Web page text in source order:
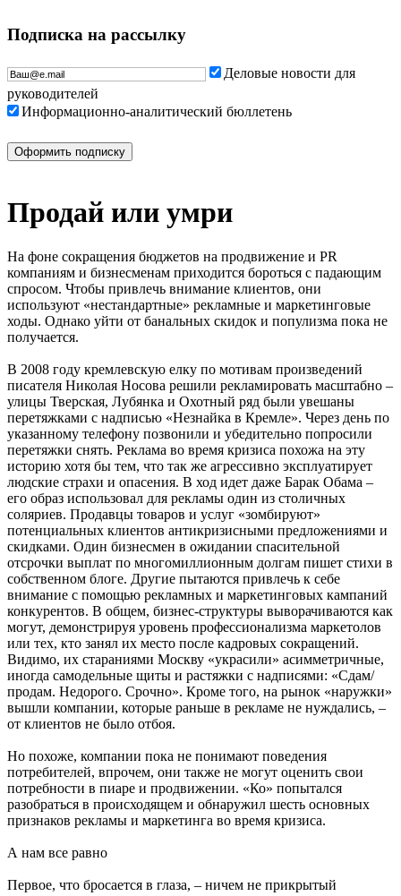
Подписка на рассылку
Деловые новости для
руководителей
Информационно-аналитический бюллетень
Продай или умри
На фоне сокращения бюджетов на продвижение и PR
компаниям и бизнесменам приходится бороться с падающим
спросом. Чтобы привлечь внимание клиентов, они
используют «нестандартные» рекламные и маркетинговые
ходы. Однако уйти от банальных скидок и популизма пока не
получается.
В 2008 году кремлевскую елку по мотивам произведений
писателя Николая Носова решили рекламировать масштабно –
улицы Тверская, Лубянка и Охотный ряд были увешаны
перетяжками с надписью «Незнайка в Кремле». Через день по
указанному телефону позвонили и убедительно попросили
перетяжки снять. Реклама во время кризиса похожа на эту
историю хотя бы тем, что так же агрессивно эксплуатирует
людские страхи и опасения. В ход идет даже Барак Обама –
его образ использовал для рекламы один из столичных
соляриев. Продавцы товаров и услуг «зомбируют»
потенциальных клиентов антикризисными предложениями и
скидками. Один бизнесмен в ожидании спасительной
отсрочки выплат по многомиллионным долгам пишет стихи в
собственном блоге. Другие пытаются привлечь к себе
внимание с помощью рекламных и маркетинговых кампаний
конкурентов. В общем, бизнес-структуры выворачиваются как
могут, демонстрируя уровень профессионализма маркетолов
или тех, кто занял их место после кадровых сокращений.
Видимо, их стараниями Москву «украсили» асимметричные,
иногда самодельные щиты и растяжки с надписями: «Сдам/
продам. Недорого. Срочно». Кроме того, на рынок «наружки»
вышли компании, которые раньше в рекламе не нуждались, –
от клиентов не было отбоя.
Но похоже, компании пока не понимают поведения
потребителей, впрочем, они также не могут оценить свои
потребности в пиаре и продвижении. «Ко» попытался
разобраться в происходящем и обнаружил шесть основных
признаков рекламы и маркетинга во время кризиса.
А нам все равно
Первое, что бросается в глаза, – ничем не прикрытый